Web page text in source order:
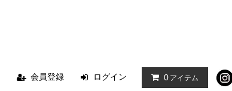
会員登録 ログイン 0 アイテム